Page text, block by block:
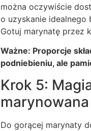
można oczywiście
o uzyskanie idealnego
Gotuj marynatę przez
Ważne: Proporcje
podniebieniu, ale
Krok 5:
Do gorącej marynaty